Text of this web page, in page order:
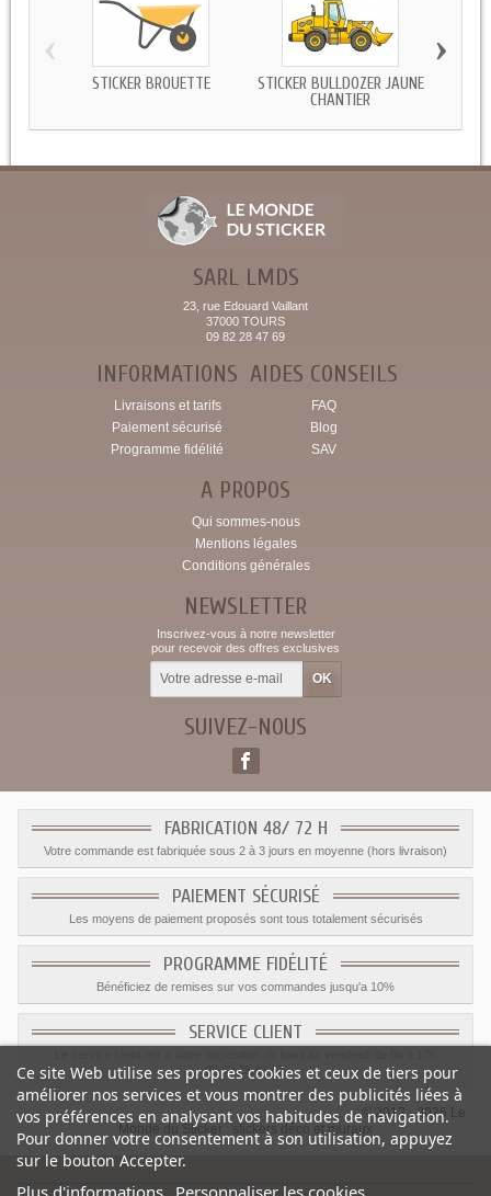
STICKER BROUETTE
STICKER BULLDOZER JAUNE
CHANTIER
‹ ›
SARL LMDS
23, rue Edouard Vaillant
37000 TOURS
09 82 28 47 69
INFORMATIONS
Livraisons et tarifs
Paiement sécurisé
Programme fidélité
AIDES CONSEILS
FAQ
Blog
SAV
A PROPOS
Qui sommes-nous
Mentions légales
Conditions générales
NEWSLETTER
Inscrivez-vous à notre newsletter
pour recevoir des offres exclusives
SUIVEZ-NOUS
FABRICATION 48/ 72 H
Votre commande est fabriquée sous 2 à 3 jours en moyenne (hors livraison)
PAIEMENT SÉCURISÉ
Les moyens de paiement proposés sont tous totalement sécurisés
PROGRAMME FIDÉLITÉ
Bénéficiez de remises sur vos commandes jusqu'a 10%
SERVICE CLIENT
09.82.28.47.69.
© 2012 - 2026 Le
Monde du Sticker :
stickers déco et muraux
Ce site Web utilise ses propres cookies et ceux de tiers pour
améliorer nos services et vous montrer des publicités liées à
vos préférences en analysant vos habitudes de navigation.
Pour donner votre consentement à son utilisation, appuyez
sur le bouton Accepter.
Plus d'informations Personnaliser les cookies